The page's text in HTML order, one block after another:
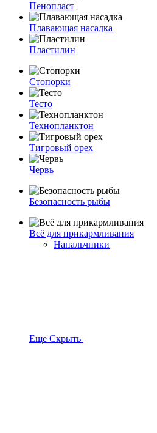
Пенопласт
Плавающая насадка
Пластилин
Стопорки
Тесто
Технопланктон
Тигровый орех
Червь
Безопасность рыбы
Всё для прикармливания
Напальчники
Еще Скрыть